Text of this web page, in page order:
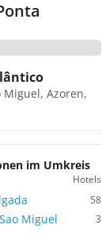
Miguel, Azoren,
im Umkreis
Hotels
58
Miguel 3